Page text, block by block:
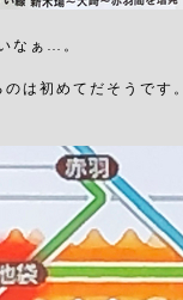
なぁ…。
は初めてだそうです。